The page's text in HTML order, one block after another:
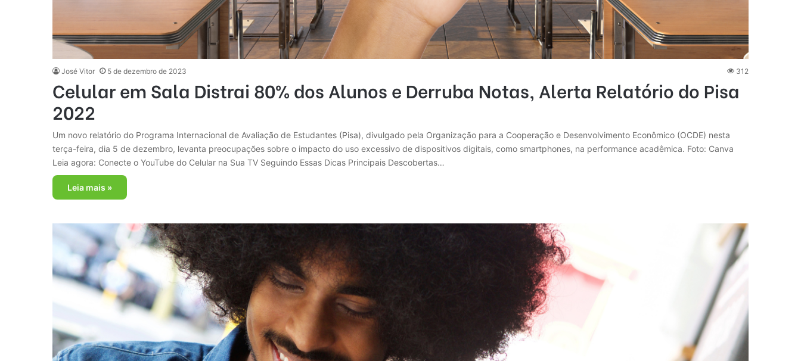
José Vitor 5 de dezembro de 2023 312
Celular em Sala Distrai 80% dos Alunos e Derruba Notas, Alerta Relatório do Pisa
2022
Um novo relatório do Programa Internacional de Avaliação de Estudantes (Pisa), divulgado pela Organização para a Cooperação e Desenvolvimento Econômico (OCDE) nesta
terça-feira, dia 5 de dezembro, levanta preocupações sobre o impacto do uso excessivo de dispositivos digitais, como smartphones, na performance acadêmica. Foto: Canva
Leia agora: Conecte o YouTube do Celular na Sua TV Seguindo Essas Dicas Principais Descobertas…
Leia mais »